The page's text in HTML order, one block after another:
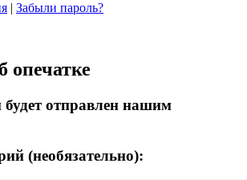
| Забыли пароль?
опечатке
будет отправлен нашим
(необязательно):